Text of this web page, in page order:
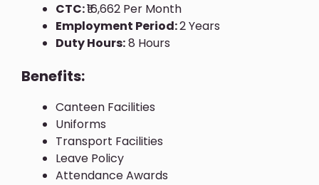
CTC:₹16,662 Per Month
Employment Period:2 Years
Duty Hours:8 Hours
Benefits:
Canteen Facilities
Uniforms
Transport Facilities
Leave Policy
Attendance Awards